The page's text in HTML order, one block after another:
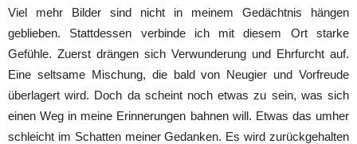
Viel mehr Bilder sind nicht in meinem Gedächtnis hängen
geblieben. Stattdessen verbinde ich mit diesem Ort starke
Gefühle. Zuerst drängen sich Verwunderung und Ehrfurcht auf.
Eine seltsame Mischung, die bald von Neugier und Vorfreude
überlagert wird. Doch da scheint noch etwas zu sein, was sich
einen Weg in meine Erinnerungen bahnen will. Etwas das umher
schleicht im Schatten meiner Gedanken. Es wird zurückgehalten